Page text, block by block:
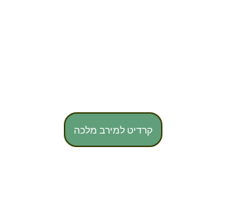
קרדיט למירב מלכה